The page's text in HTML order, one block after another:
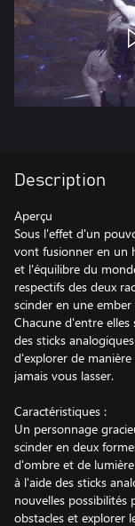
Description
Aperçu
Sous l'effet d'un
vont fusionner en un
et l'équilibre du
respectifs des deux
scinder en une
Chacune d'entre
des sticks
d'explorer de
jamais vous lasser.
Caractéristiques :
Un personnage
scinder en deux
d'ombre et de
à l'aide des sticks
nouvelles possibilités
obstacles et explorer